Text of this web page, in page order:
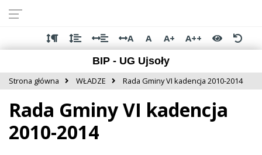
dostępności
głównej
treści
menu
stopki
A A A+
A++
BIP - UG Ujsoły
Strona główna WŁADZE Rada Gminy VI kadencja 2010-2014
Rada Gminy VI kadencja
2010-2014